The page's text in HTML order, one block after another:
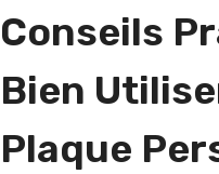
e
a
e
Conseils
Bien
Plaque